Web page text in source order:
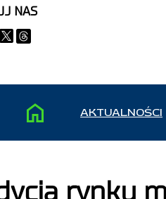
NAS
AKTUALNOŚCI
rynku